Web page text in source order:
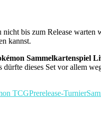
bis zum Release
kannst.
Sammelkartenspiel
dieses Set vor allem
TCGPrerelease-Turnier